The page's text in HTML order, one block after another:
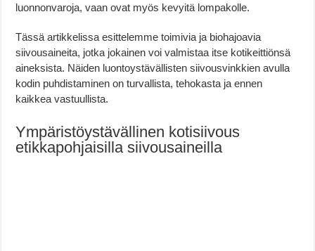
luonnonvaroja, vaan ovat myös kevyitä lompakolle.
Tässä artikkelissa esittelemme toimivia ja biohajoavia
siivousaineita, jotka jokainen voi valmistaa itse kotikeittiönsä
aineksista. Näiden luontoystävällisten siivousvinkkien avulla
kodin puhdistaminen on turvallista, tehokasta ja ennen
kaikkea vastuullista.
Ympäristöystävällinen kotisiivous
etikkapohjaisilla siivousaineilla